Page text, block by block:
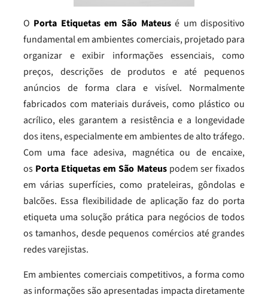
O Porta Etiquetas em São Mateusé um dispositivo
fundamental em ambientes comerciais, projetado para
organizar e exibir informações essenciais, como
preços, descrições de produtos e até pequenos
anúncios de forma clara e visível. Normalmente
fabricados com materiais duráveis, como plástico ou
acrílico, eles garantem a resistência e a longevidade
dos itens, especialmente em ambientes de alto tráfego.
Com uma face adesiva, magnética ou de encaixe,
os Porta Etiquetas em São Mateuspodem ser fixados
em várias superfícies, como prateleiras, gôndolas e
balcões. Essa flexibilidade de aplicação faz do porta
etiqueta uma solução prática para negócios de todos
os tamanhos, desde pequenos comércios até grandes
redes varejistas.
Em ambientes comerciais competitivos, a forma como
as informações são apresentadas impacta diretamente